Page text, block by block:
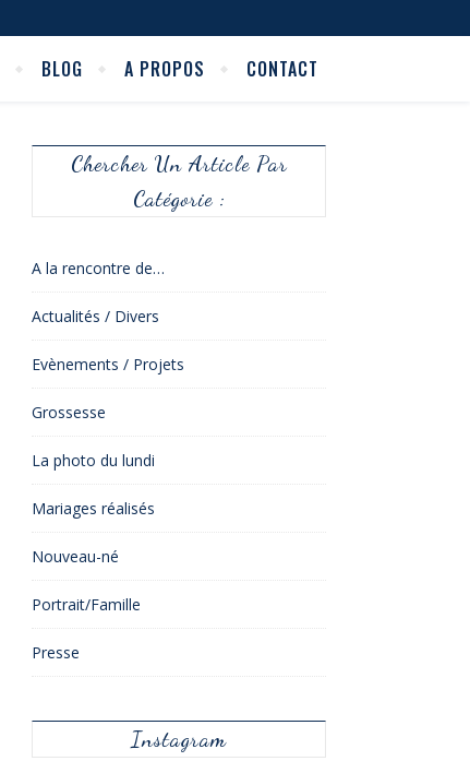
BLOG A PROPOS CONTACT
Chercher Un Article Par
Catégorie :
A la rencontre de…
Actualités / Divers
Evènements / Projets
Grossesse
La photo du lundi
Mariages réalisés
Nouveau-né
Portrait/Famille
Presse
Instagram